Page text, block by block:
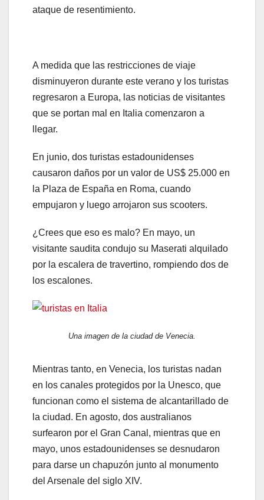
ataque de resentimiento.
A medida que las restricciones de viaje
disminuyeron durante este verano y los turistas
regresaron a Europa, las noticias de visitantes
que se portan mal en Italia comenzaron a
llegar.
En junio, dos turistas estadounidenses
causaron daños por un valor de US$ 25.000 en
la Plaza de España en Roma, cuando
empujaron y luego arrojaron sus scooters.
¿Crees que eso es malo? En mayo, un
visitante saudita condujo su Maserati alquilado
por la escalera de travertino, rompiendo dos de
los escalones.
Una imagen de la ciudad de Venecia.
Mientras tanto, en Venecia, los turistas nadan
en los canales protegidos por la Unesco, que
funcionan como el sistema de alcantarillado de
la ciudad. En agosto, dos australianos
surfearon por el Gran Canal, mientras que en
mayo, unos estadounidenses se desnudaron
para darse un chapuzón junto al monumento
del Arsenale del siglo XIV.